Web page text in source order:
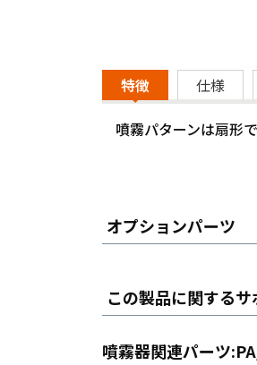
特徴 仕様
噴霧パターンは扇形
オプションパーツ
この製品に関するサ
噴霧器関連パーツ